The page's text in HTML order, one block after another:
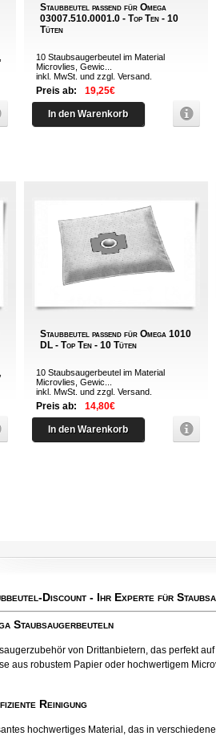
Staubbeutel passend für Omega
03007.510.0001.0 - Top Ten - 10
Tüten
10 Staubsaugerbeutel im Material
Microvlies, Gewic...
inkl. MwSt. und zzgl. Versand
Preis ab: 19,25€
In den Warenkorb
Staubbeutel passend für Omega 1010
DL - Top Ten - 10 Tüten
10 Staubsaugerbeutel im Material
Microvlies, Gewic...
inkl. MwSt. und zzgl. Versand
Preis ab: 14,80€
In den Warenkorb
Discount - Ihr Experte für
Staubsaugerbeuteln
von Drittanbietern, das perfekt
aus robustem Papier oder hochwertigem
Reinigung
hochwertiges Material, das in